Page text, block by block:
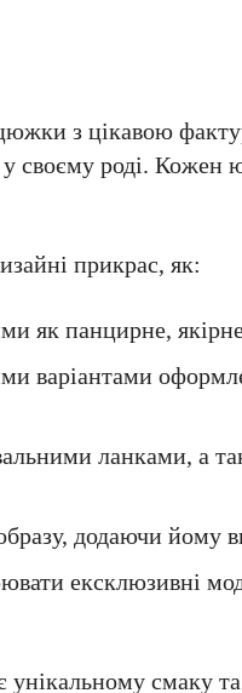
з цікавою
своєму роді. Кожен
прикрас, як:
як панцирне,
варіантами
ланками, а
додаючи йому
ексклюзивні
смаку